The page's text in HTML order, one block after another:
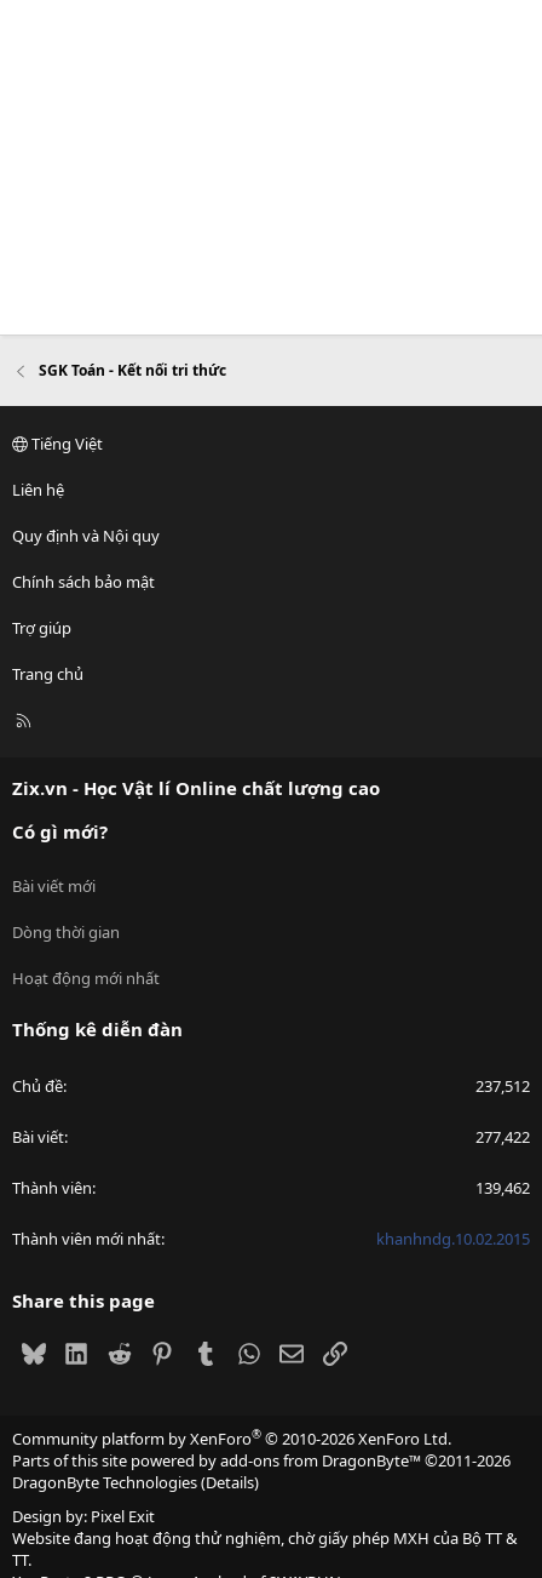
SGK Toán - Kết nối tri thức
Tiếng Việt
Liên hệ
Quy định và Nội quy
Chính sách bảo mật
Trợ giúp
Trang chủ
R
Zix.vn - Học Vật lí Online chất lượng cao
Có gì mới?
Bài viết mới
Dòng thời gian
Hoạt động mới nhất
Thống kê diễn đàn
Chủ đề 237,512
Bài viết 277,422
Thành viên 139,462
Thành viên mới nhất khanhndg.10.02.2015
Share this page
BlueskyLinkedIn
Reddit PinterestTumblrWhatsApp
EmailLink
Community platform by XenForo® © 2010-2026 XenForo Ltd.
Parts of this site powered byadd-ons from DragonByte™©2011-2026
DragonByte Technologies(Details)
Design by: Pixel Exit
Website đang hoạt động thử nghiệm, chờ giấy phép MXH của Bộ TT &
TT.